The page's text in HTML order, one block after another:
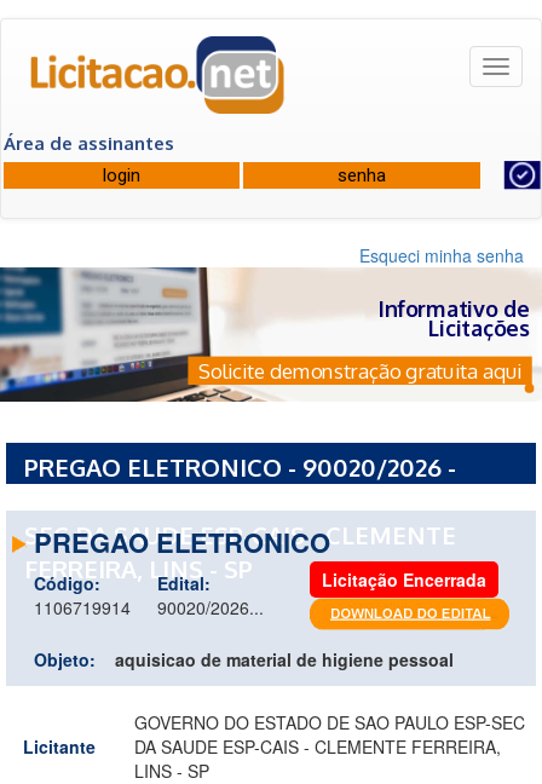
Área de assinantes
Esqueci minha senha
Informativo de
Licitações
Solicite demonstração gratuita aqui
PREGAO ELETRONICO - 90020/2026 -
SEC DA SAUDE ESP-CAIS - CLEMENTE
FERREIRA, LINS - SP
PREGAO ELETRONICO
Código:
1106719914
Edital:
90020/2026...
Licitação Encerrada
Objeto: aquisicao de material de higiene pessoal
Licitante
GOVERNO DO ESTADO DE SAO PAULO ESP-SEC
DA SAUDE ESP-CAIS - CLEMENTE FERREIRA,
LINS - SP